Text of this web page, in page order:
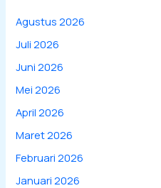
Agustus 2026
Juli 2026
Juni 2026
Mei 2026
April 2026
Maret 2026
Februari 2026
Januari 2026